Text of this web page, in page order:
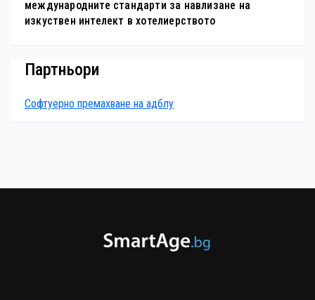
международните стандарти за навлизане на
изкуствен интелект в хотелиерството
Партньори
Софтуерно премахване на адблу